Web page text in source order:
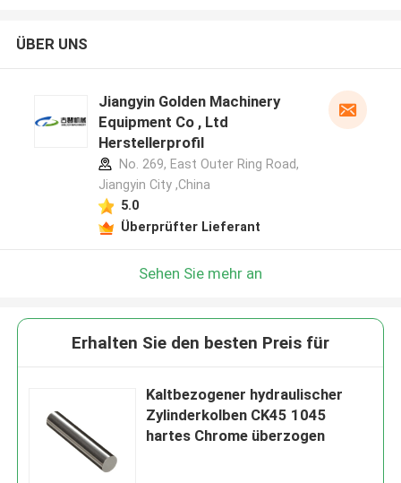
ÜBER UNS
Jiangyin Golden Machinery
Equipment Co , Ltd
Herstellerprofil
No. 269, East Outer Ring Road,
Jiangyin City ,China
5.0
Überprüfter Lieferant
Sehen Sie mehr an
Erhalten Sie den besten Preis für
Kaltbezogener hydraulischer
Zylinderkolben CK45 1045
hartes Chrome überzogen